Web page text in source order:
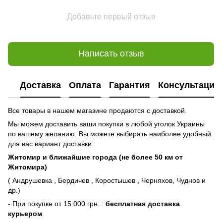
Добавьте первый отзыв
Написать отзыв
Доставка Оплата Гарантия Консультация
Все товары в нашем магазине продаются с доставкой.
Мы можем доставить ваши покупки в любой уголок Украины
по вашему желанию. Вы можете выбирать наиболее удобный
для вас вариант доставки:
Житомир и ближайшие города (не более 50 км от
Житомира)
( Андрушевка , Бердичев , Коростышев , Черняхов, Чуднов и
др.)
- При покупке от 15 000 грн. : бесплатная доставка
курьером